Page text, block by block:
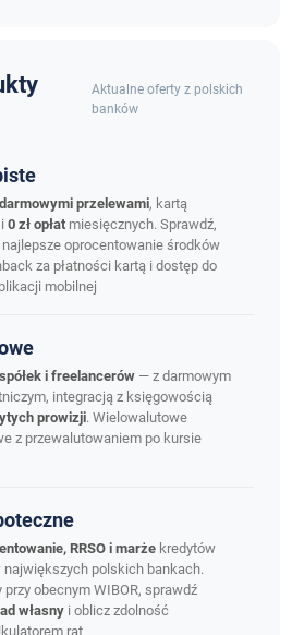
Aktualne oferty z polskich
banków
darmowymi przelewami, kartą
i0 zł opłat miesięcznych. Sprawdź,
najlepsze oprocentowanie środków
za płatności kartą i dostęp do
mobilnej
i freelancerów — z darmowym
integracją z księgowością
prowizji. Wielowalutowe
z przewalutowaniem po kursie
RRSO i marże kredytów
największych polskich bankach.
obecnym WIBOR, sprawdź
własny i oblicz zdolność
rat